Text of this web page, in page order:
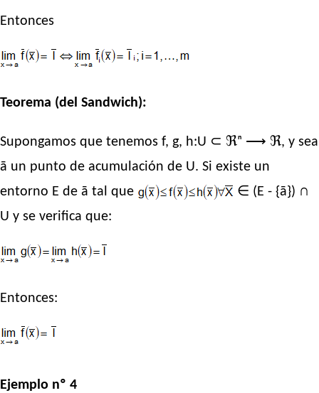
Entonces
Teorema (del Sandwich):
Supongamos que tenemos f, g, h:U ⊂ ℜⁿ ⟶ ℜ, y sea
ā un punto de acumulación de U. Si existe un
entorno E de ā tal que
∈ (E - {ā}) ∩
U y se verifica que:
Entonces:
Ejemplo nº 4